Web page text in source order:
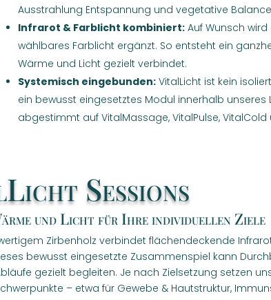
Ausstrahlung Entspannung und vegetative
Infrarot & Farblicht kombiniert: Auf Wunsch
wählbares Farblicht ergänzt. So entsteht ein
Wärme und Licht gezielt verbindet.
Systemisch eingebunden: VitalLicht ist kein
ein bewusst eingesetztes Modul innerhalb unseres
abgestimmt auf VitalMassage, VitalPulse, VitalCold
Sessions
und Licht für Ihre individuellen Ziele
Zirbenholz verbindet flächendeckende
bewusst eingesetzte Zusammenspiel kann
gezielt begleiten. Je nach Zielsetzung setzen
– etwa für Gewebe & Hautstruktur,